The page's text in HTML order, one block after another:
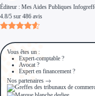
Éditeur : Mes Aides Publiques
4.8/5 sur 486 avis
Vous êtes un :
Expert-comptable ?
Avocat ?
Expert en financement ?
Nos partenaires